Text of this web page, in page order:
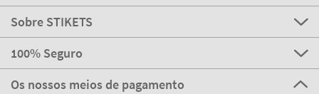
Sobre STIKETS
100% Seguro
Os nossos meios de pagamento